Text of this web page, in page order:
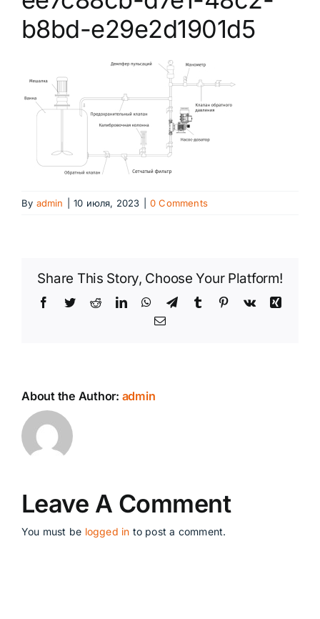
Каталог продукции
Новости
Контакты
b8bd-e29e2d1901d5
By admin 10 июля, 2023 0 Comments
Share This Story, Choose Your Platform!
Facebook
TwitterRedditLinkedInWhatsApp
TelegramTumblr Pinterest
Vk
Xing
Email
About the Author: admin
Leave A Comment
You must be logged in to post a comment.